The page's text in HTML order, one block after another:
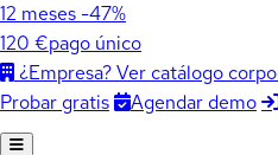
12 meses -47%
120 €pago único
¿Empresa? Ver catálogo
Probar gratis
Agendar demo